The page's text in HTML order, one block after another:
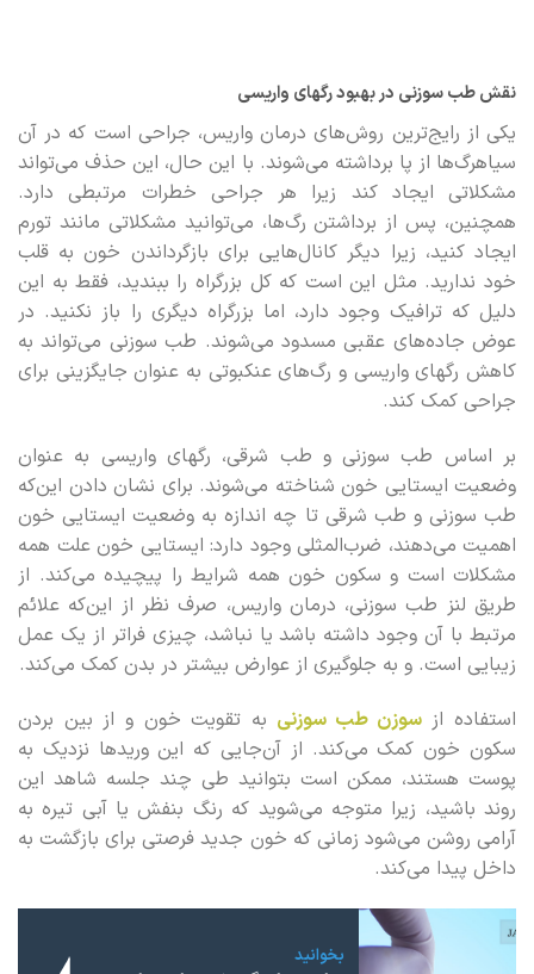
نقش طب سوزنی در بهبود رگهای واریسی
یکی از رایج‌ترین روش‌های درمان واریس، جراحی است که در آن
سیاهرگ‌ها از پا برداشته می‌شوند. با این حال، این حذف می‌تواند
مشکلاتی ایجاد کند زیرا هر جراحی خطرات مرتبطی دارد.
همچنین، پس از برداشتن رگ‌ها، می‌توانید مشکلاتی مانند تورم
ایجاد کنید، زیرا دیگر کانال‌هایی برای بازگرداندن خون به قلب
خود ندارید. مثل این است که کل بزرگراه را ببندید، فقط به این
دلیل که ترافیک وجود دارد، اما بزرگراه دیگری را باز نکنید. در
عوض جاده‌های عقبی مسدود می‌شوند. طب سوزنی می‌تواند به
کاهش رگهای واریسی و رگ‌های عنکبوتی به عنوان جایگزینی برای
جراحی کمک کند.
بر اساس طب سوزنی و طب شرقی، رگهای واریسی به عنوان
وضعیت ایستایی خون شناخته می‌شوند. برای نشان دادن این‌که
طب سوزنی و طب شرقی تا چه اندازه به وضعیت ایستایی خون
اهمیت می‌دهند، ضرب‌المثلی وجود دارد: ایستایی خون علت همه
مشکلات است و سکون خون همه شرایط را پیچیده می‌کند. از
طریق لنز طب سوزنی، درمان واریس، صرف نظر از این‌که علائم
مرتبط با آن وجود داشته باشد یا نباشد، چیزی فراتر از یک عمل
زیبایی است. و به جلوگیری از عوارض بیشتر در بدن کمک می‌کند.
استفاده ازسوزن طب سوزنی به تقویت خون و از بین بردن
سکون خون کمک می‌کند. از آن‌جایی که این وریدها نزدیک به
پوست هستند، ممکن است بتوانید طی چند جلسه شاهد این
روند باشید، زیرا متوجه می‌شوید که رنگ بنفش یا آبی تیره به
آرامی روشن می‌شود زمانی که خون جدید فرصتی برای بازگشت به
داخل پیدا می‌کند.
بخوانید